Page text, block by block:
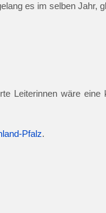
es im selben Jahr,
Leiterinnen wäre
Pfalz.